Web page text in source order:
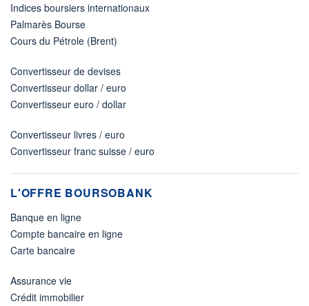
Indices boursiers internationaux
Palmarès Bourse
Cours du Pétrole (Brent)
Convertisseur de devises
Convertisseur dollar / euro
Convertisseur euro / dollar
Convertisseur livres / euro
Convertisseur franc suisse / euro
L'OFFRE BOURSOBANK
Banque en ligne
Compte bancaire en ligne
Carte bancaire
Assurance vie
Crédit immobilier